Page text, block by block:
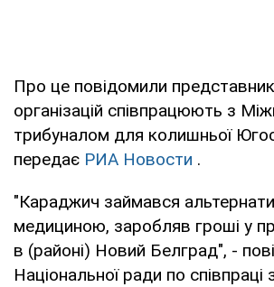
Про це повідомили
організацій співпрацюють з
трибуналом для колишньої
передає РИА Новости .
"Караджич займався
медициною, заробляв гроші у
в (районі) Новий Белград", -
Національної ради по